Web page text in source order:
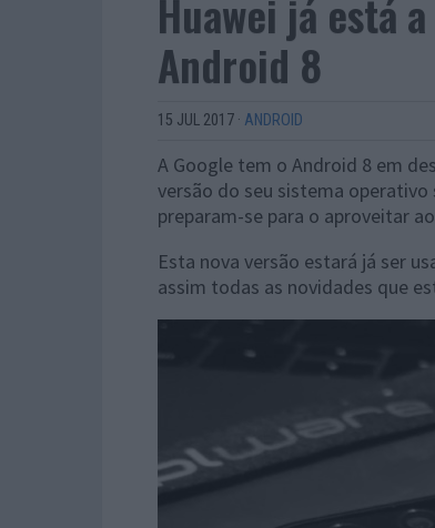
Huawei já está
Android 8
15 JUL 2017 · ANDROID
A Google tem o Android 8 em
versão do seu sistema
preparam-se para o aproveitar
Esta nova versão estará já ser
assim todas as novidades que